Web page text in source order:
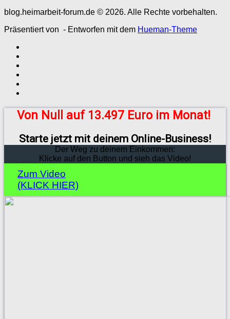
blog.heimarbeit-forum.de © 2026. Alle Rechte vorbehalten.
Präsentiert von - Entworfen mit dem Hueman-Theme
Von Null auf 13.497 Euro im Monat!
Starte jetzt mit deinem Online-Business!
Der Weg zu deinem Einkommen:
Klicke auf den Button und sieh das Video!
Zum Video
(KLICK HIER)